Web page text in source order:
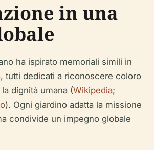
in una
ha ispirato memoriali simili in
tutti dedicati a riconoscere coloro
dignità umana (Wikipedia;
). Ogni giardino adatta la missione
condivide un impegno globale